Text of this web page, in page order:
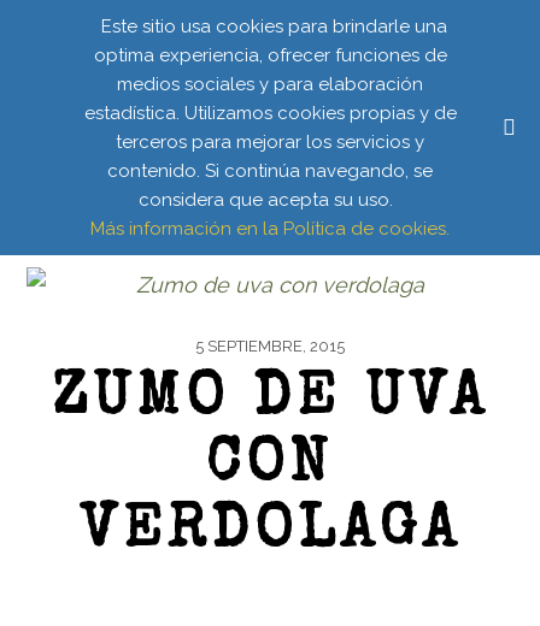
VERDURAS
5 SEPTIEMBRE, 2015
ZUMO DE UVA
CON
VERDOLAGA
Este sitio usa cookies para brindarle una
optima experiencia, ofrecer funciones de
medios sociales y para elaboración
estadística. Utilizamos cookies propias y de
terceros para mejorar los servicios y
contenido. Si continúa navegando, se
considera que acepta su uso.
Más información en la Política de cookies.